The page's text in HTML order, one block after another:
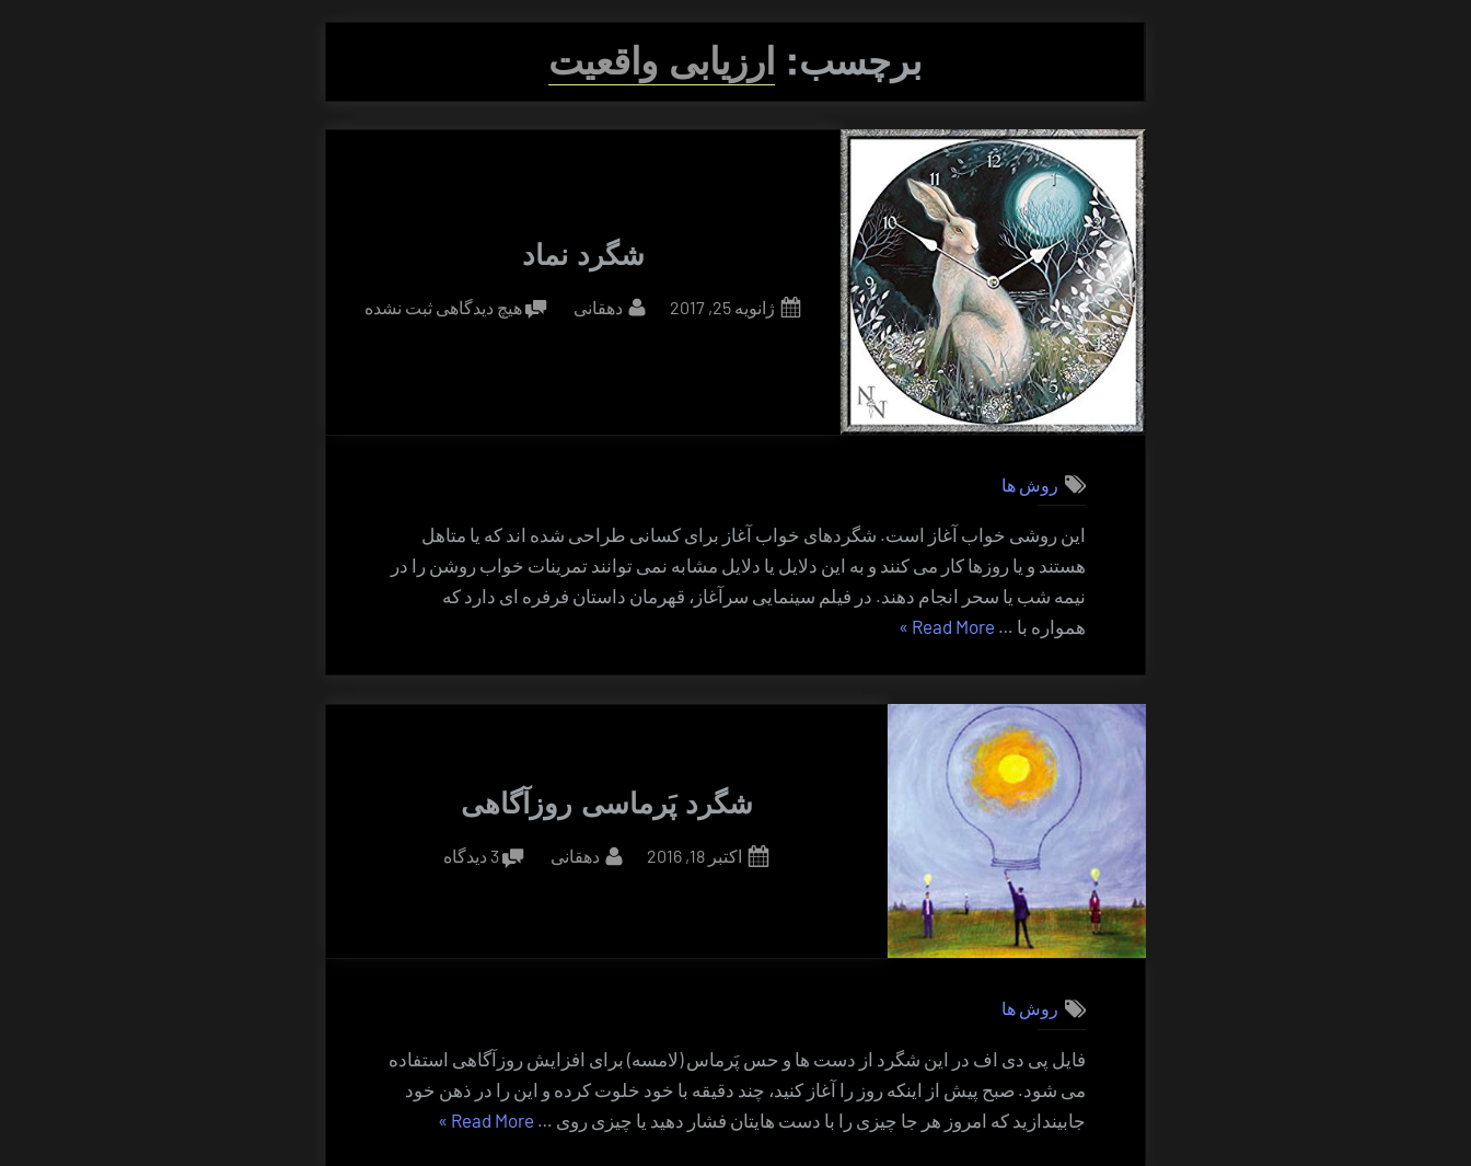
برچسب: ارزیابی واقعیت
شگرد نماد
Posted
ژانویه 25, 2017 By
دهقانی هیچ دیدگاهیبرای
ثبت نشده
روش ها
این روشی خواب آغاز است. شگردهای خواب آغاز برای کسانی طراحی شده اند که یا متاهل
هستند و یا روزها کار می کنند و به این دلایل یا دلایل مشابه نمی توانند تمرینات خواب روشن را در
نیمه شب یا سحر انجام دهند. در فیلم سینمایی سرآغاز، قهرمان داستان فرفره ای دارد که
همواره با … Read More “شگرد
»
شگرد پَرماسی روزآگاهی
Posted
اکتبر 18, 2016 By
دهقانی 3 دیدگاه
برای
روش ها
فایل پی دی اف در این شگرد از دست ها و حس پَرماس (لامسه) برای افزایش روزآگاهی استفاده
می شود. صبح پیش از اینکه روز را آغاز کنید، چند دقیقه با خود خلوت کرده و این را در ذهن خود
جابیندازید که امروز هر جا چیزی را با دست هایتان فشار دهید یا چیزی روی … Read More “شگرد
»